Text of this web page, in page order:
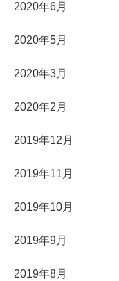
2020年6月
2020年5月
2020年3月
2020年2月
2019年12月
2019年11月
2019年10月
2019年9月
2019年8月